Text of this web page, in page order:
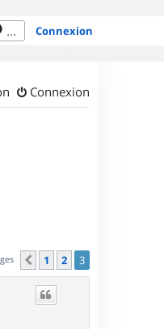
Connexion
Connexion
Précédent
1 2 3